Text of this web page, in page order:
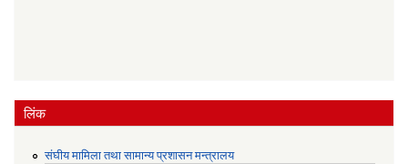
लिंक
संघीय मामिला तथा सामान्य प्रशासन मन्त्रालय